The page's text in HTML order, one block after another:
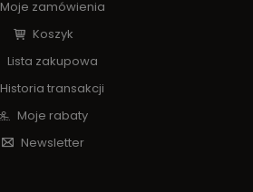
Moje zamówienia
Koszyk
Lista zakupowa
Historia transakcji
Moje rabaty
Newsletter